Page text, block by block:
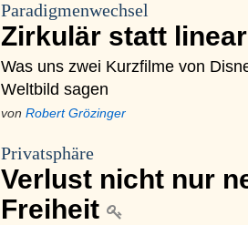
Paradigmenwechsel
Zirkulär statt linear
Was uns zwei Kurzfilme von
Weltbild sagen
von Robert Grözinger
Privatsphäre
Verlust nicht nur
Freiheit